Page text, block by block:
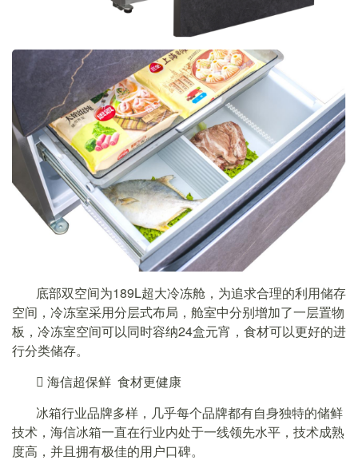
底部双空间为189L超大冷冻舱，为追求合理的利用储存
空间，冷冻室采用分层式布局，舱室中分别增加了一层置物
板，冷冻室空间可以同时容纳24盒元宵，食材可以更好的进
行分类储存。
 海信超保鲜 食材更健康
冰箱行业品牌多样，几乎每个品牌都有自身独特的储鲜
技术，海信冰箱一直在行业内处于一线领先水平，技术成熟
度高，并且拥有极佳的用户口碑。